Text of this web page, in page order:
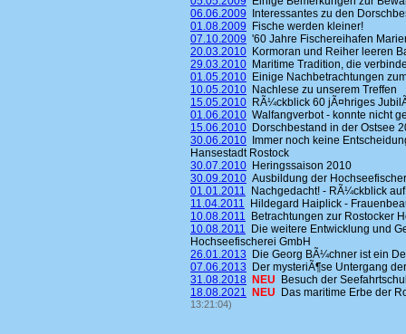
06.06.2009 Interessantes zu den
01.08.2009 Fische werden kleiner!
07.10.2009 '60 Jahre Fischereihafen
20.03.2010 Kormoran und Reiher leeren
29.03.2010 Maritime Tradition, die
01.05.2010 Einige Nachbetrachtungen
10.05.2010 Nachlese zu unserem Treffen
15.05.2010 RÃ¼ckblick 60 jÃ¤hriges
01.06.2010 Walfangverbot - konnte nicht
15.06.2010 Dorschbestand in der Ostsee
30.06.2010 Immer noch keine
Hansestadt Rostock
30.07.2010 Heringssaison 2010
30.09.2010 Ausbildung der
01.01.2011 Nachgedacht! - RÃ¼ckblick
11.04.2011 Hildegard Haiplick -
10.08.2011 Betrachtungen zur Rostocker
10.08.2011 Die weitere Entwicklung und
Hochseefischerei GmbH
26.01.2013 Die Georg BÃ¼chner ist ein
07.06.2013 Der mysteriÃ¶se Untergang
31.08.2018 NEU Besuch der
18.08.2021
NEU Das maritime Erbe der
13:21:04)